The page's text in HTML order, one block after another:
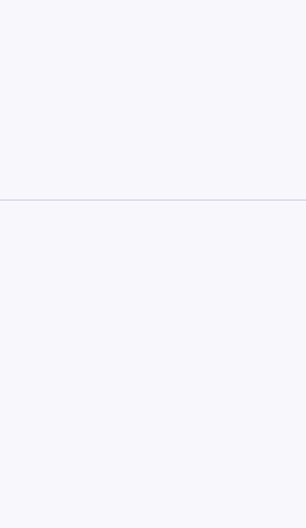
مثل: سيليستا هيلز، ذا سييراز، ريينا،